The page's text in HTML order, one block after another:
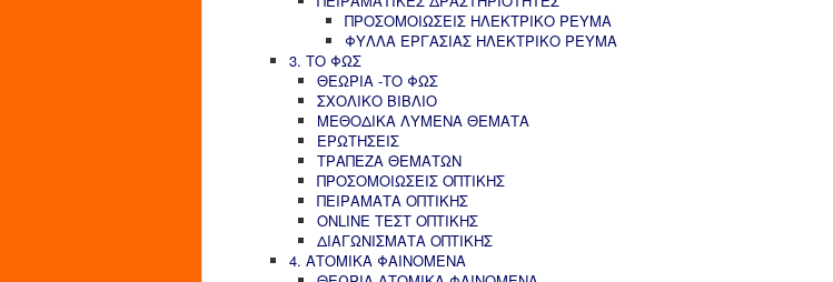
ΠΡΟΣΟΜΟΙΩΣΕΙΣ ΗΛΕΚΤΡΙΚΟ ΡΕΥΜΑ
ΦΥΛΛΑ ΕΡΓΑΣΙΑΣ ΗΛΕΚΤΡΙΚΟ ΡΕΥΜΑ
3. ΤΟ ΦΩΣ
ΘΕΩΡΙΑ -ΤΟ ΦΩΣ
ΣΧΟΛΙΚΟ ΒΙΒΛΙΟ
ΜΕΘΟΔΙΚΑ ΛΥΜΕΝΑ ΘΕΜΑΤΑ
ΕΡΩΤΗΣΕΙΣ
ΤΡΑΠΕΖΑ ΘΕΜΑΤΩΝ
ΠΡΟΣΟΜΟΙΩΣΕΙΣ ΟΠΤΙΚΗΣ
ΠΕΙΡΑΜΑΤΑ ΟΠΤΙΚΗΣ
ONLINE ΤΕΣΤ ΟΠΤΙΚΗΣ
ΔΙΑΓΩΝΙΣΜΑΤΑ ΟΠΤΙΚΗΣ
4. ΑΤΟΜΙΚΑ ΦΑΙΝΟΜΕΝΑ